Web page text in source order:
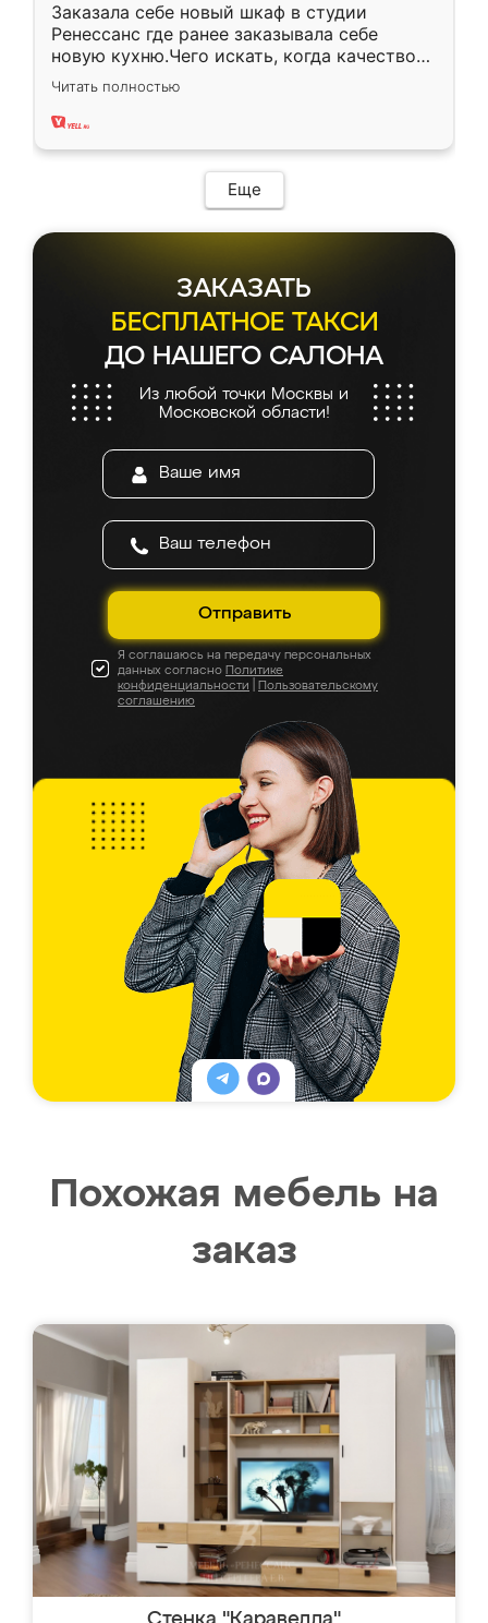
Заказала себе новый шкаф в студии
Ренессанс где ранее заказывала себе
новую кухню.Чего искать, когда качеством
вполне довольна. Служит кухня уже почти
два года, нареканий нет.
Читать полностью
Еще
ЗАКАЗАТЬ
БЕСПЛАТНОЕ ТАКСИ
ДО НАШЕГО САЛОНА
Из любой точки Москвы и
Московской области!
Отправить
Я соглашаюсь на передачу персональных
данных согласно Политике
конфиденциальности
Пользовательскому
соглашению
Похожая мебель на
заказ